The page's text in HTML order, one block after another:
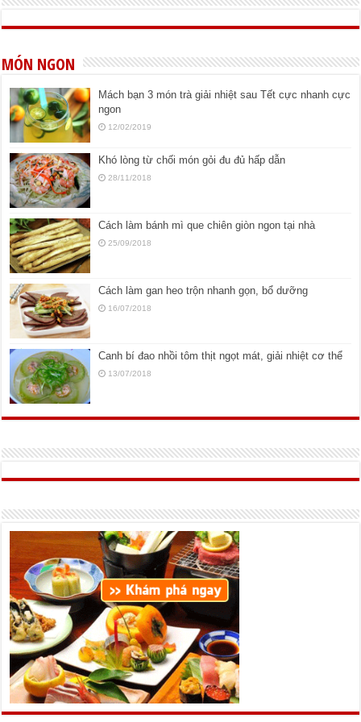
MÓN NGON
Mách bạn 3 món trà giải nhiệt sau Tết cực nhanh cực
ngon
12/02/2019
Khó lòng từ chối món gỏi đu đủ hấp dẫn
28/11/2018
Cách làm bánh mì que chiên giòn ngon tại nhà
25/09/2018
Cách làm gan heo trộn nhanh gọn, bổ dưỡng
16/07/2018
Canh bí đao nhồi tôm thịt ngọt mát, giải nhiệt cơ thể
13/07/2018